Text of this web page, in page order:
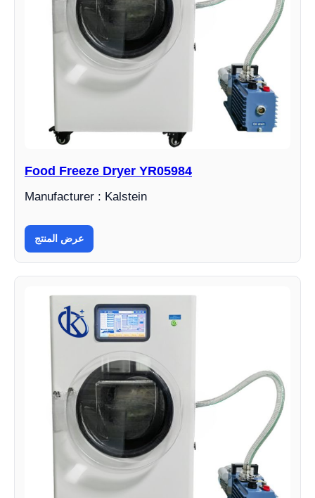
Food Freeze Dryer YR05984
Manufacturer : Kalstein
عرض المنتج